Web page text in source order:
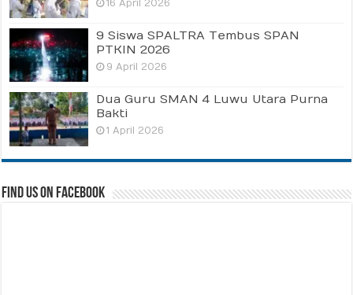
16 April 2026
9 Siswa SPALTRA Tembus SPAN
PTKIN 2026
9 April 2026
Dua Guru SMAN 4 Luwu Utara Purna
Bakti
1 April 2026
Find us on Facebook